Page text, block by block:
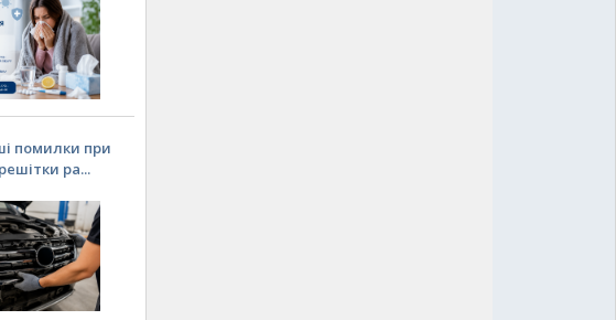
помилки при
ра...